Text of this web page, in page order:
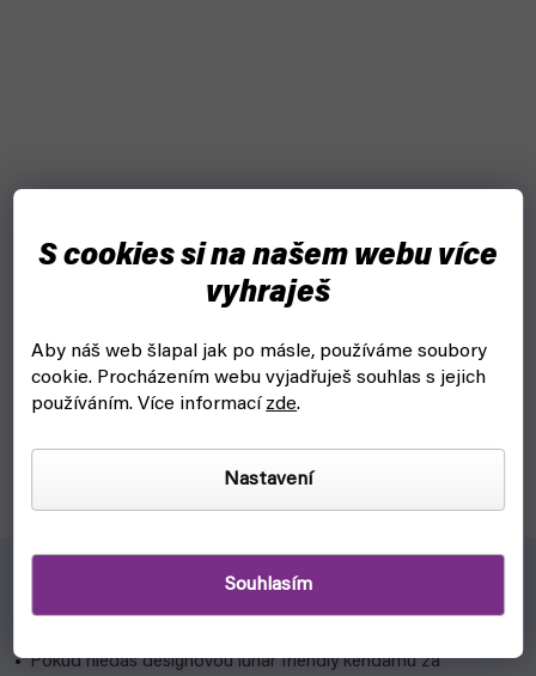
S cookies si na našem webu více
vyhraješ
Aby náš web šlapal jak po másle, používáme soubory
cookie. Procházením webu vyjadřuješ souhlas s jejich
používáním. Více informací zde.
Nastavení
Souhlasím
KROM kendama stringy (10 pack)
299 Kč Detail
Pro koho?
Pokud hledáš designovou lunar friendly kendamu za